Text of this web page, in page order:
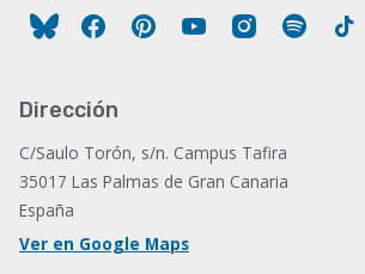
FacebookPinterestYouTubeInstagram
Spotify
Dirección
C/Saulo Torón, s/n. Campus Tafira
35017 Las Palmas de Gran Canaria
España
Ver en Google Maps